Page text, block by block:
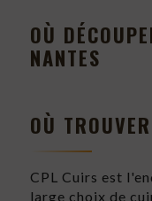
OÙ
NANTES
OÙ
CPL Cuirs est
large choix de